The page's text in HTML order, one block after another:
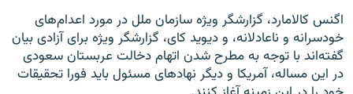
اگنس کالامارد، گزارشگر ویژه سازمان ملل در مورد اعدام‌های
خودسرانه و ناعادلانه، و دیوید کای، گزارشگر ویژه برای آزادی بیان
گفته‌اند با توجه به مطرح شدن اتهام دخالت عربستان سعودی
در این مساله، آمریکا و دیگر نهادهای مسئول باید فورا تحقیقات